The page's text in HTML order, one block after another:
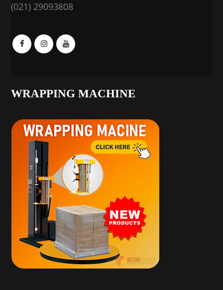
(021) 29093808
WRAPPING MACHINE